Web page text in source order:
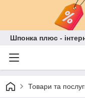
Шпонка плюс -
Товари та